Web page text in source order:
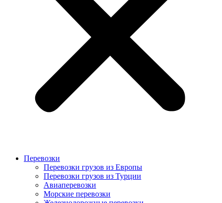
Перевозки
Перевозки грузов из Европы
Перевозки грузов из Турции
Авиаперевозки
Морские перевозки